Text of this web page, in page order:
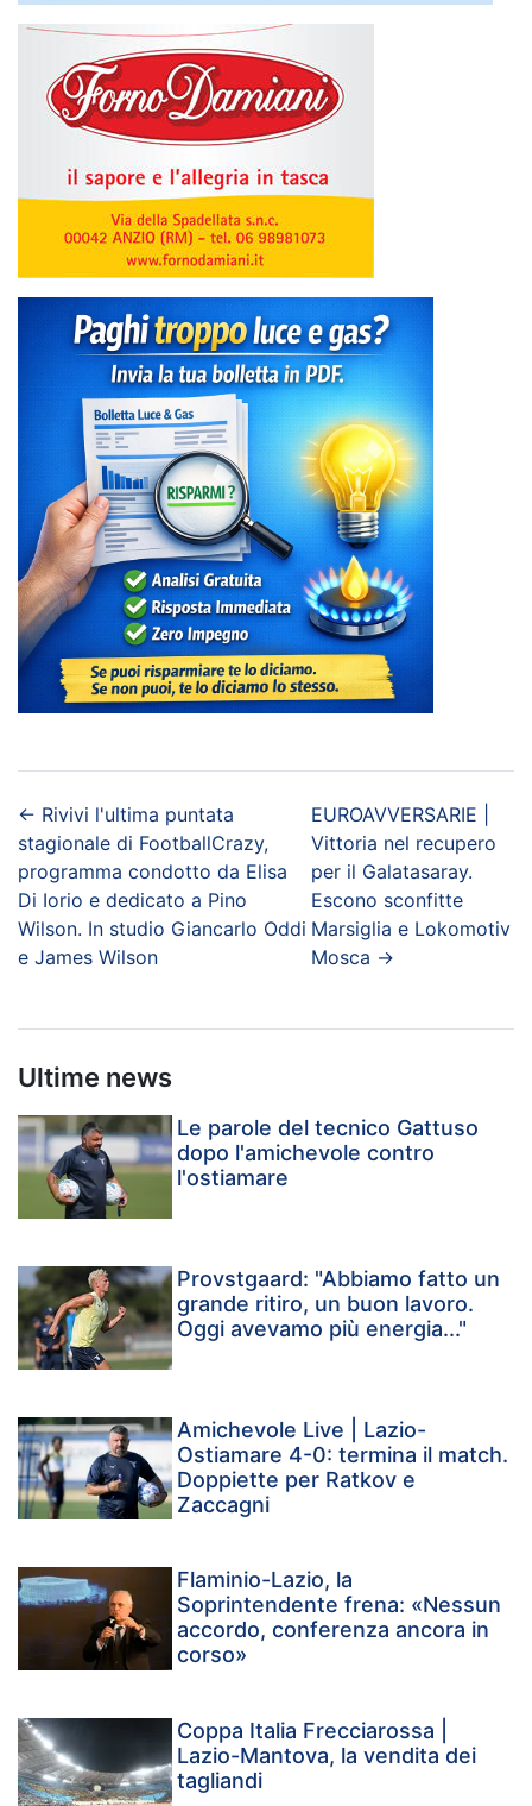
← Rivivi l'ultima puntata
stagionale di FootballCrazy,
programma condotto da Elisa
Di Iorio e dedicato a Pino
Wilson. In studio Giancarlo Oddi
e James Wilson
EUROAVVERSARIE |
Vittoria nel recupero
per il Galatasaray.
Escono sconfitte
Marsiglia e Lokomotiv
Mosca →
Ultime news
Le parole del tecnico Gattuso
dopo l'amichevole contro
l'ostiamare
Provstgaard: "Abbiamo fatto un
grande ritiro, un buon lavoro.
Oggi avevamo più energia..."
Amichevole Live | Lazio-
Ostiamare 4-0: termina il match.
Doppiette per Ratkov e
Zaccagni
Flaminio-Lazio, la
Soprintendente frena: «Nessun
accordo, conferenza ancora in
corso»
Coppa Italia Frecciarossa |
Lazio-Mantova, la vendita dei
tagliandi